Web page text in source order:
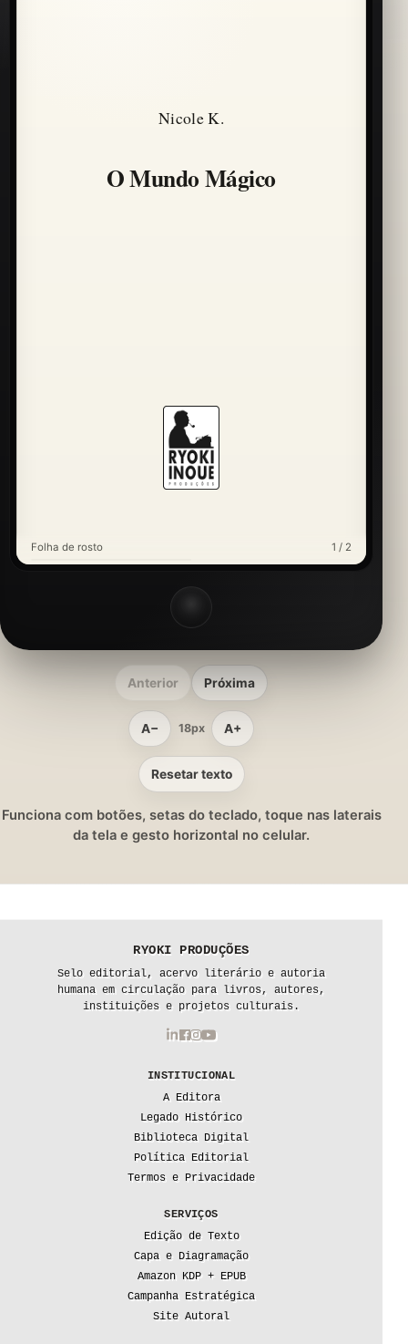
Nicole K.
O Mundo Mágico
Folha de rosto 1 / 2
Anterior Próxima
A− 18px A+
Resetar texto
Funciona com botões, setas do teclado, toque nas laterais
da tela e gesto horizontal no celular.
RYOKI PRODUÇÕES
Selo editorial, acervo literário e autoria
humana em circulação para livros, autores,
instituições e projetos culturais.
INSTITUCIONAL
A Editora
Legado Histórico
Biblioteca Digital
Política Editorial
Termos e Privacidade
SERVIÇOS
Edição de Texto
Capa e Diagramação
Amazon KDP + EPUB
Campanha Estratégica
Site Autoral